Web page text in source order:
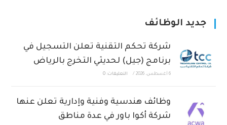
جديد الوظائف
شركة تحكم التقنية تعلن التسجيل في
برنامج (جيل) لحديثي التخرج بالرياض
6 أغسطس، 2026 / التعليقات: 0
وظائف هندسية وفنية وإدارية تعلن عنها
شركة أكوا باور في عدة مناطق